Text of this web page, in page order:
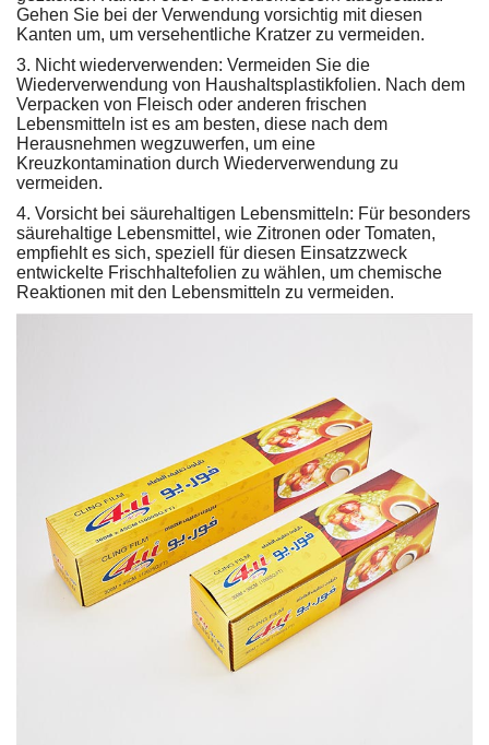
Gehen Sie bei der Verwendung vorsichtig mit diesen
Kanten um, um versehentliche Kratzer zu vermeiden.
3. Nicht wiederverwenden: Vermeiden Sie die
Wiederverwendung von Haushaltsplastikfolien. Nach dem
Verpacken von Fleisch oder anderen frischen
Lebensmitteln ist es am besten, diese nach dem
Herausnehmen wegzuwerfen, um eine
Kreuzkontamination durch Wiederverwendung zu
vermeiden.
4. Vorsicht bei säurehaltigen Lebensmitteln: Für besonders
säurehaltige Lebensmittel, wie Zitronen oder Tomaten,
empfiehlt es sich, speziell für diesen Einsatzzweck
entwickelte Frischhaltefolien zu wählen, um chemische
Reaktionen mit den Lebensmitteln zu vermeiden.